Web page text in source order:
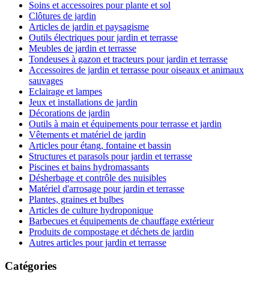
Soins et accessoires pour plante et sol
Clôtures de jardin
Articles de jardin et paysagisme
Outils électriques pour jardin et terrasse
Meubles de jardin et terrasse
Tondeuses à gazon et tracteurs pour jardin et terrasse
Accessoires de jardin et terrasse pour oiseaux et animaux
sauvages
Eclairage et lampes
Jeux et installations de jardin
Décorations de jardin
Outils à main et équipements pour terrasse et jardin
Vêtements et matériel de jardin
Articles pour étang, fontaine et bassin
Structures et parasols pour jardin et terrasse
Piscines et bains hydromassants
Désherbage et contrôle des nuisibles
Matériel d'arrosage pour jardin et terrasse
Plantes, graines et bulbes
Articles de culture hydroponique
Barbecues et équipements de chauffage extérieur
Produits de compostage et déchets de jardin
Autres articles pour jardin et terrasse
Catégories